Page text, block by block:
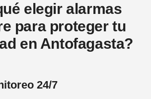
elegir alarmas
para proteger tu
en Antofagasta?
24/7